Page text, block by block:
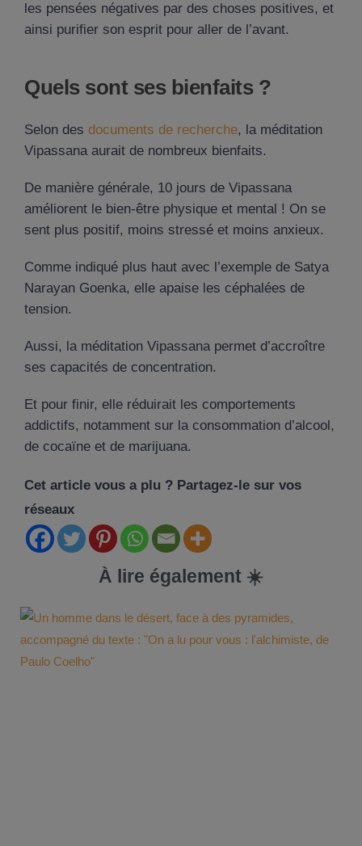
les pensées négatives par des choses positives, et
ainsi purifier son esprit pour aller de l’avant.
Quels sont ses bienfaits ?
Selon des documents de recherche, la méditation
Vipassana aurait de nombreux bienfaits.
De manière générale, 10 jours de Vipassana
améliorent le bien-être physique et mental ! On se
sent plus positif, moins stressé et moins anxieux.
Comme indiqué plus haut avec l’exemple de Satya
Narayan Goenka, elle apaise les céphalées de
tension.
Aussi, la méditation Vipassana permet d’accroître
ses capacités de concentration.
Et pour finir, elle réduirait les comportements
addictifs, notamment sur la consommation d’alcool,
de cocaïne et de marijuana.
Cet article vous a plu ? Partagez-le sur vos
réseaux
À lire également ☀️